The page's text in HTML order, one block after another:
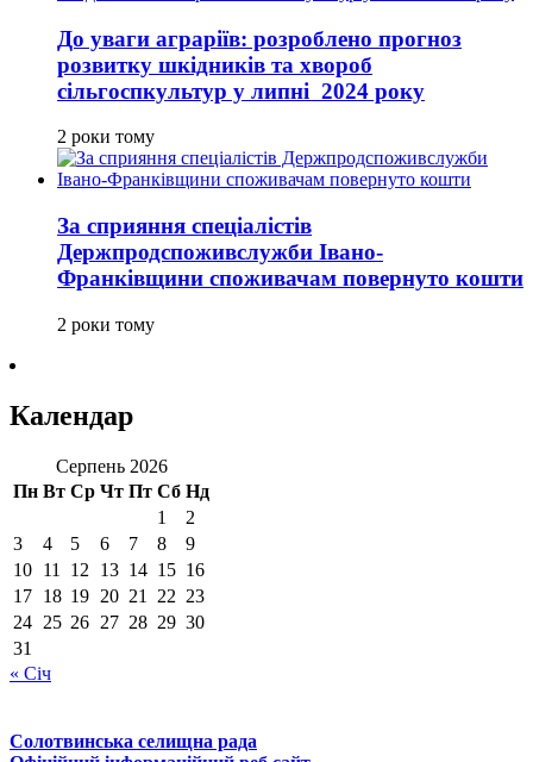
До уваги аграріїв: розроблено прогноз
розвитку шкідників та хвороб
сільгоспкультур у липні 2024 року
2 роки тому
За сприяння спеціалістів
Держпродспоживслужби Івано-
Франківщини споживачам повернуто кошти
2 роки тому
Календар
Серпень 2026
Пн Вт Ср Чт Пт Сб Нд
1
2
3
4 5 6 7 8
9
10 11 12 13 14 15 16
17 18 19 20 21 22 23
24 25 26 27 28 29 30
31
« Січ
Солотвинська селищна рада